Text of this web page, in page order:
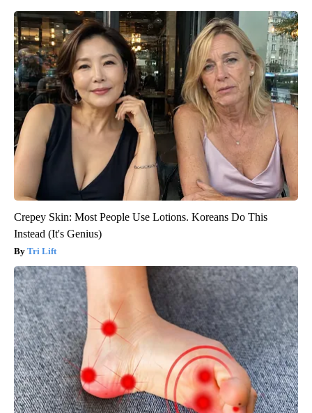
Crepey Skin: Most People Use Lotions. Koreans Do This
Instead (It's Genius)
Tri Lift